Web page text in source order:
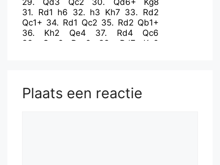
29. Qd3 Qc2 30. Qd6+
Kg8
31. Rd1 h6 32. h3 Kh7 33. Rd2
Qc1+ 34. Rd1 Qc2 35. Rd2 Qb1+
36. Kh2 Qe4 37. Rd4
Qc6
38.
Qxc6 Rxc6 39. Rd7
Kg6
fxg3+ 51. Kxg3 Rb3 52.Rd7
Plaats een reactie